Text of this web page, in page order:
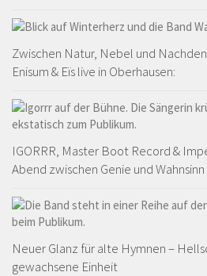
Zwischen Natur, Nebel und
Enisum & Eïs live in Oberhausen:
IGORRR, Master Boot Record &
Abend zwischen Genie und Wahnsinn
Neuer Glanz für alte Hymnen –
gewachsene Einheit